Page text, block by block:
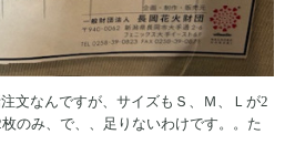
文なんですが、サイズもＳ、Ｍ、Ｌが2
のみ、で、、足りないわけです。。た